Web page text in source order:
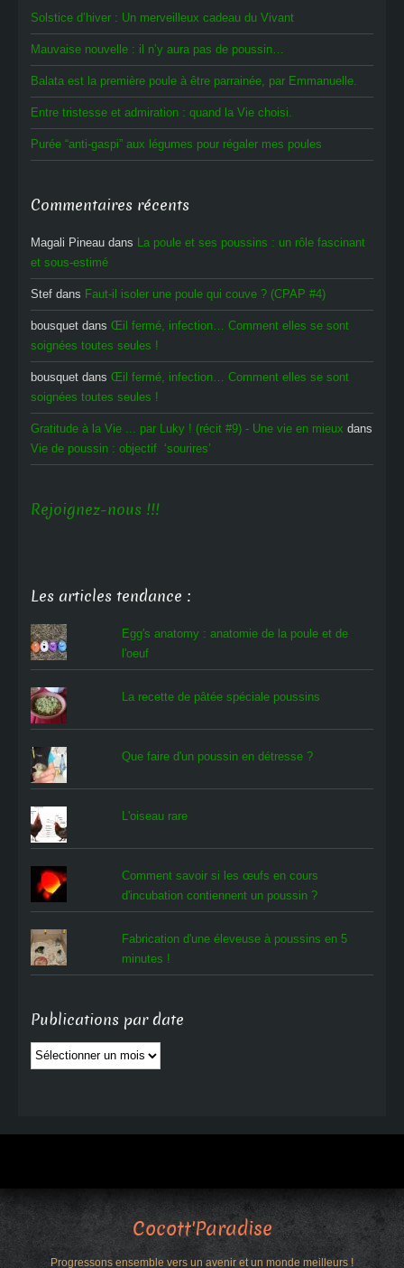
Solstice d’hiver : Un merveilleux cadeau du Vivant
Mauvaise nouvelle : il n’y aura pas de poussin…
Balata est la première poule à être parrainée, par Emmanuelle.
Entre tristesse et admiration : quand la Vie choisi.
Purée “anti-gaspi” aux légumes pour régaler mes poules
Commentaires récents
Magali Pineau dans La poule et ses poussins : un rôle fascinant
et sous-estimé
Stef dans Faut-il isoler une poule qui couve ? (CPAP #4)
bousquet dans Œil fermé, infection… Comment elles se sont
soignées toutes seules !
bousquet dans Œil fermé, infection… Comment elles se sont
soignées toutes seules !
Gratitude à la Vie ... par Luky ! (récit #9) - Une vie en mieux dans
Vie de poussin : objectif ‘sourires’
Rejoignez-nous !!!
Les articles tendance :
Egg's anatomy : anatomie de la poule et de
l'oeuf
La recette de pâtée spéciale poussins
Que faire d'un poussin en détresse ?
L'oiseau rare
Comment savoir si les œufs en cours
d'incubation contiennent un poussin ?
Fabrication d'une éleveuse à poussins en 5
minutes !
Publications par date
Publications
par
Cocott'Paradise
Progressons ensemble vers un avenir et un monde meilleurs !